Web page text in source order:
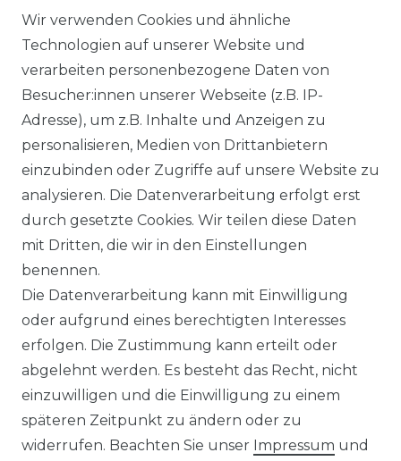
BLOG
VORTEILE
☛ TOP Marken – TOP Qualität
☞ Fachhändler mit Beratung
☛ Über 30.000 Top Bewertungen
☞ Mehr als 200.000 Produkte am Lager
Wir verwenden Cookies und ähnliche
Technologien auf unserer Website und
verarbeiten personenbezogene Daten von
Besucher:innen unserer Webseite (z.B. IP-
Adresse), um z.B. Inhalte und Anzeigen zu
personalisieren, Medien von Drittanbietern
einzubinden oder Zugriffe auf unsere Website zu
analysieren. Die Datenverarbeitung erfolgt erst
durch gesetzte Cookies. Wir teilen diese Daten
mit Dritten, die wir in den Einstellungen
benennen.
Die Datenverarbeitung kann mit Einwilligung
oder aufgrund eines berechtigten Interesses
erfolgen. Die Zustimmung kann erteilt oder
abgelehnt werden. Es besteht das Recht, nicht
einzuwilligen und die Einwilligung zu einem
späteren Zeitpunkt zu ändern oder zu
widerrufen. Beachten Sie unser Impressum und